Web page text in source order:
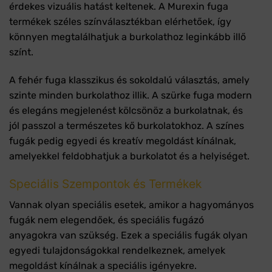
érdekes vizuális hatást keltenek. A Murexin fuga
termékek széles színválasztékban elérhetőek, így
könnyen megtalálhatjuk a burkolathoz leginkább illő
színt.
A fehér fuga klasszikus és sokoldalú választás, amely
szinte minden burkolathoz illik. A szürke fuga modern
és elegáns megjelenést kölcsönöz a burkolatnak, és
jól passzol a természetes kő burkolatokhoz. A színes
fugák pedig egyedi és kreatív megoldást kínálnak,
amelyekkel feldobhatjuk a burkolatot és a helyiséget.
Speciális Szempontok és Termékek
Vannak olyan speciális esetek, amikor a hagyományos
fugák nem elegendőek, és speciális fugázó
anyagokra van szükség. Ezek a speciális fugák olyan
egyedi tulajdonságokkal rendelkeznek, amelyek
megoldást kínálnak a speciális igényekre.